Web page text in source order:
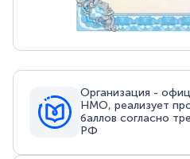
Организация -
НМО, реализует
баллов согласно
РФ